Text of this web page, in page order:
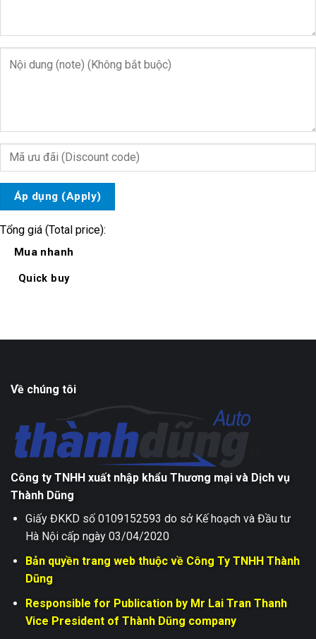
Áp dụng (Apply)
Tổng giá (Total price):
Mua nhanh
Quick buy
Về chúng tôi
Công ty TNHH xuất nhập khẩu Thương mại và Dịch vụ
Thành Dũng
Giấy ĐKKD số 0109152593 do sở Kế hoạch và Đầu tư
Hà Nội cấp ngày 03/04/2020
Bản quyền trang web thuộc về Công Ty TNHH Thành
Dũng
Responsible for Publication by Mr Lai Tran Thanh
Vice President of Thành Dũng company